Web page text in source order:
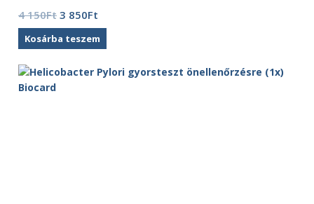
4 150Ft Original
price
was:
4
3 850Ft
price
is:
850Ft.
Kosárba teszem